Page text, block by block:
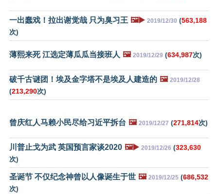
一出蠢戏！拉出谢觉哉 只为臭习王 🖼️▶️ 2019/12/30 (563,188
次)
薄熙来死 江选定薄瓜瓜当接班人 🖼️ 2019/12/29 (634,987次)
破千古谜团！埃及金字塔不是埃及人建造的 🖼️ 2019/12/28
(213,290次)
曾庆红人马赖小民尽给习近平拆台 🖼️ 2019/12/27 (271,814次)
川普止戈为武 英国预言家谈2020 🖼️▶️ 2019/12/26 (323,630
次)
圣诞节 不仅纪念神曾以人像诞生于世 🖼️ 2019/12/25 (686,532
次)